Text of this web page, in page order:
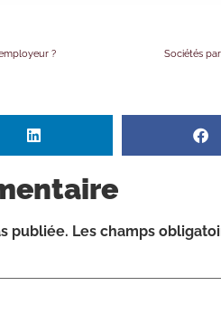
? Sociétés
publiée. Les champs